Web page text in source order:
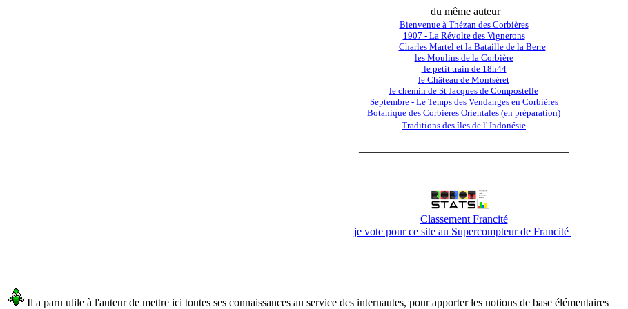
du même auteur
Bienvenue à Thézan des Corbières
1907 - La Révolte des Vignerons
Charles Martel et la Bataille de la Berre
les Moulins de la Corbière
le petit train de 18h44
le Château de Montséret
le chemin de St Jacques de Compostelle
Septembre - Le Temps des Vendanges en Corbières
Botanique des Corbières Orientales (en préparation)
Traditions des îles de l' Indonésie
Classement Francité
je vote pour ce site au Supercompteur de Francité
Il a paru utile à l'auteur de mettre ici toutes ses connaissances au service des internautes, pour apporter les notions de base élémentaires